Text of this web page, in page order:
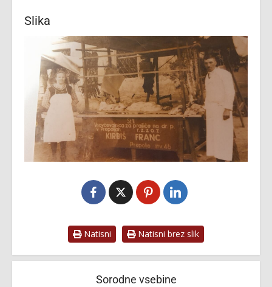
Slika
Natisni Natisni brez slik
Sorodne vsebine